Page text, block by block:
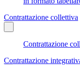
Contrattazione collettiva
Contrattazione
Contrattazione